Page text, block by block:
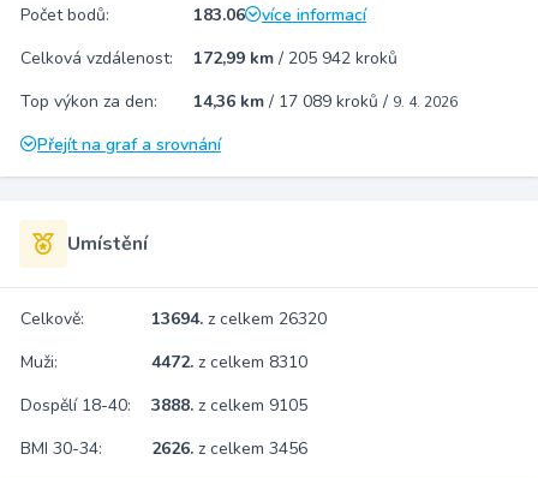
Počet bodů: 183.06
více informací
Celková vzdálenost:
172,99 km / 205 942 kroků
Top výkon za den:
14,36 km / 17 089 kroků / 9. 4. 2026
Přejít na graf a srovnání
Umístění
Celkově: 13694. z celkem 26320
Muži:
4472. z celkem 8310
Dospělí 18-40:
3888. z celkem 9105
BMI 30-34:
2626. z celkem 3456